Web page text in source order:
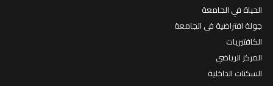
الحياة في الجامعة
جولة افتراضية في الجامعة
الكافتيريات
المركز الرياضي
السكنات الداخلية